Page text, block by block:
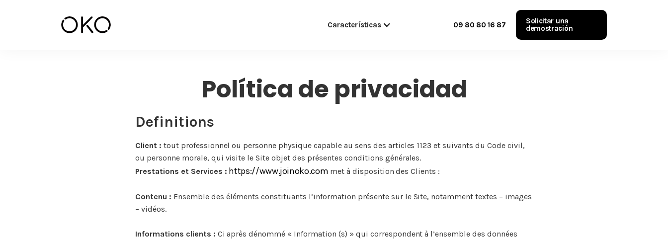
Características 09 80 80 16 87
Solicitar una
demostración
Política de privacidad
Definitions
Client : tout professionnel ou personne physique capable au sens des articles 1123 et suivants du Code civil,
ou personne morale, qui visite le Site objet des présentes conditions générales.
Prestations et Services : https://www.joinoko.com met à disposition des Clients :
Contenu : Ensemble des éléments constituants l’information présente sur le Site, notamment textes – images
– vidéos.
Informations clients : Ci après dénommé « Information (s) » qui correspondent à l’ensemble des données